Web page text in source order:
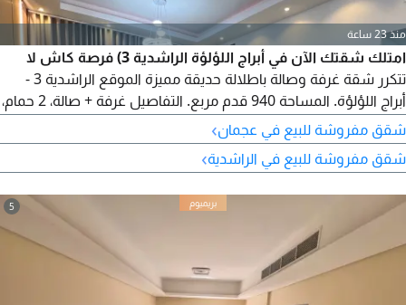
منذ 23 ساعة
امتلك شقتك الآن في أبراج اللؤلؤة الراشدية 3) فرصة كاش لا
تتكرر شقة غرفة وصالة باطلالة حديقة مميزة الموقع الراشدية 3 -
أبراج اللؤلؤة. المساحة 940 قدم مربع. التفاصيل غرفة + صالة، 2 حمام،
باركينج. السعر النهائي 420000 درهم كاش فقط. الميزة اطلالة
مباشرة على الحديقة. سكن فاخر، موقع استراتيجي، واطلالة خلابة. كل
هذا وأكثر ينتظرك في أبراج اللؤلؤة
شقق مفروشة للبيع في عجمان›
شقق مفروشة للبيع في الراشدية›
5